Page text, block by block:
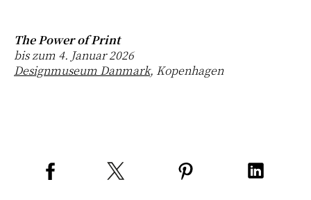
The Power of Print
bis zum 4. Januar 2026
Designmuseum Danmark, Kopenhagen